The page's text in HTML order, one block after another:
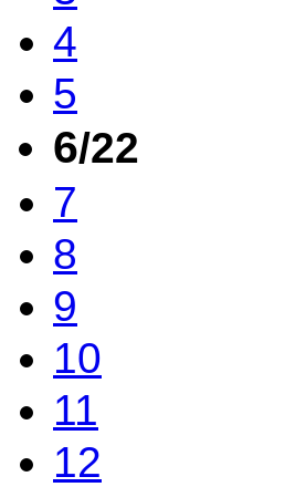
4
5
6/22
7
8
9
10
11
12